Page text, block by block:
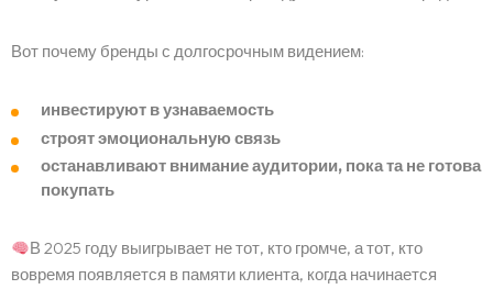
Вот почему бренды с долгосрочным видением:
инвестируют в узнаваемость
строят эмоциональную связь
останавливают внимание аудитории, пока та не готова
покупать
В 2025 году выигрывает не тот, кто громче, а тот, кто
вовремя появляется в памяти клиента, когда начинается